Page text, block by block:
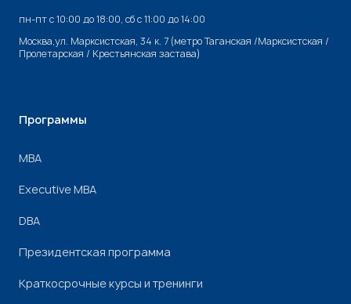
пн-пт с 10:00 до 18:00, cб с 11:00 до 14:00
Москва,ул. Марксистская, 34 к. 7 (метро Таганская /Марксистская /
Пролетарская / Крестьянская застава)
Программы
МВА
Executive MBA
DBA
Президентская программа
Краткосрочные курсы и тренинги